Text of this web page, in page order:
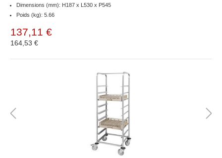
Dimensions (mm): H187 x L530 x P545
Poids (kg): 5.66
137,11 €
164,53 €